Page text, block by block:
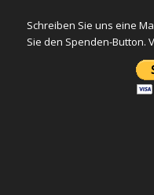
Schreiben Sie uns eine
Sie den Spenden-Button.